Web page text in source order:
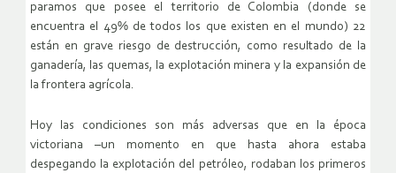
paramos que posee el territorio de Colombia (donde se
encuentra el 49% de todos los que existen en el mundo) 22
están en grave riesgo de destrucción, como resultado de la
ganadería, las quemas, la explotación minera y la expansión de
la frontera agrícola.
Hoy las condiciones son más adversas que en la época
victoriana –un momento en que hasta ahora estaba
despegando la explotación del petróleo, rodaban los primeros